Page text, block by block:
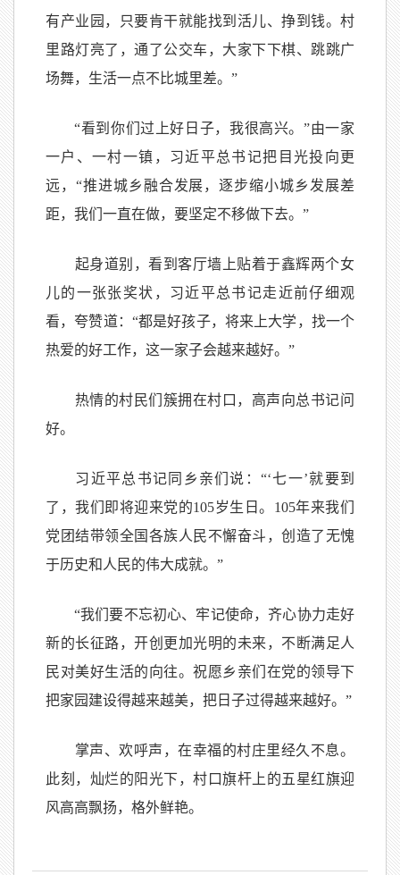
有产业园，只要肯干就能找到活儿、挣到钱。村
里路灯亮了，通了公交车，大家下下棋、跳跳广
场舞，生活一点不比城里差。”
“看到你们过上好日子，我很高兴。”由一家
一户、一村一镇，习近平总书记把目光投向更
远，“推进城乡融合发展，逐步缩小城乡发展差
距，我们一直在做，要坚定不移做下去。”
起身道别，看到客厅墙上贴着于鑫辉两个女
儿的一张张奖状，习近平总书记走近前仔细观
看，夸赞道：“都是好孩子，将来上大学，找一个
热爱的好工作，这一家子会越来越好。”
热情的村民们簇拥在村口，高声向总书记问
好。
习近平总书记同乡亲们说：“‘七一’就要到
了，我们即将迎来党的105岁生日。105年来我们
党团结带领全国各族人民不懈奋斗，创造了无愧
于历史和人民的伟大成就。”
“我们要不忘初心、牢记使命，齐心协力走好
新的长征路，开创更加光明的未来，不断满足人
民对美好生活的向往。祝愿乡亲们在党的领导下
把家园建设得越来越美，把日子过得越来越好。”
掌声、欢呼声，在幸福的村庄里经久不息。
此刻，灿烂的阳光下，村口旗杆上的五星红旗迎
风高高飘扬，格外鲜艳。